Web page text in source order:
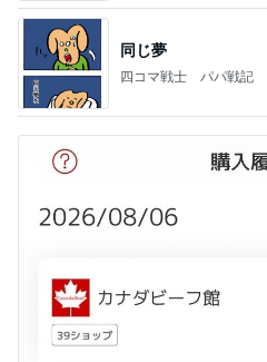
同じ夢
四コマ戦士 パパ戦記